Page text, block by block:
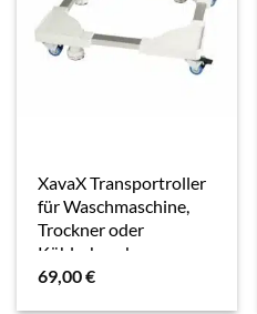
XavaX Transportroller
für Waschmaschine,
Trockner oder
Kühlschrank,
verstellbar (00110233)
69,00€